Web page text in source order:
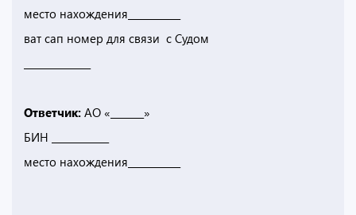
место нахождения___________
ват сап номер для связи с Судом
Ответчик: АО «_______»
БИН ____________
место нахождения___________